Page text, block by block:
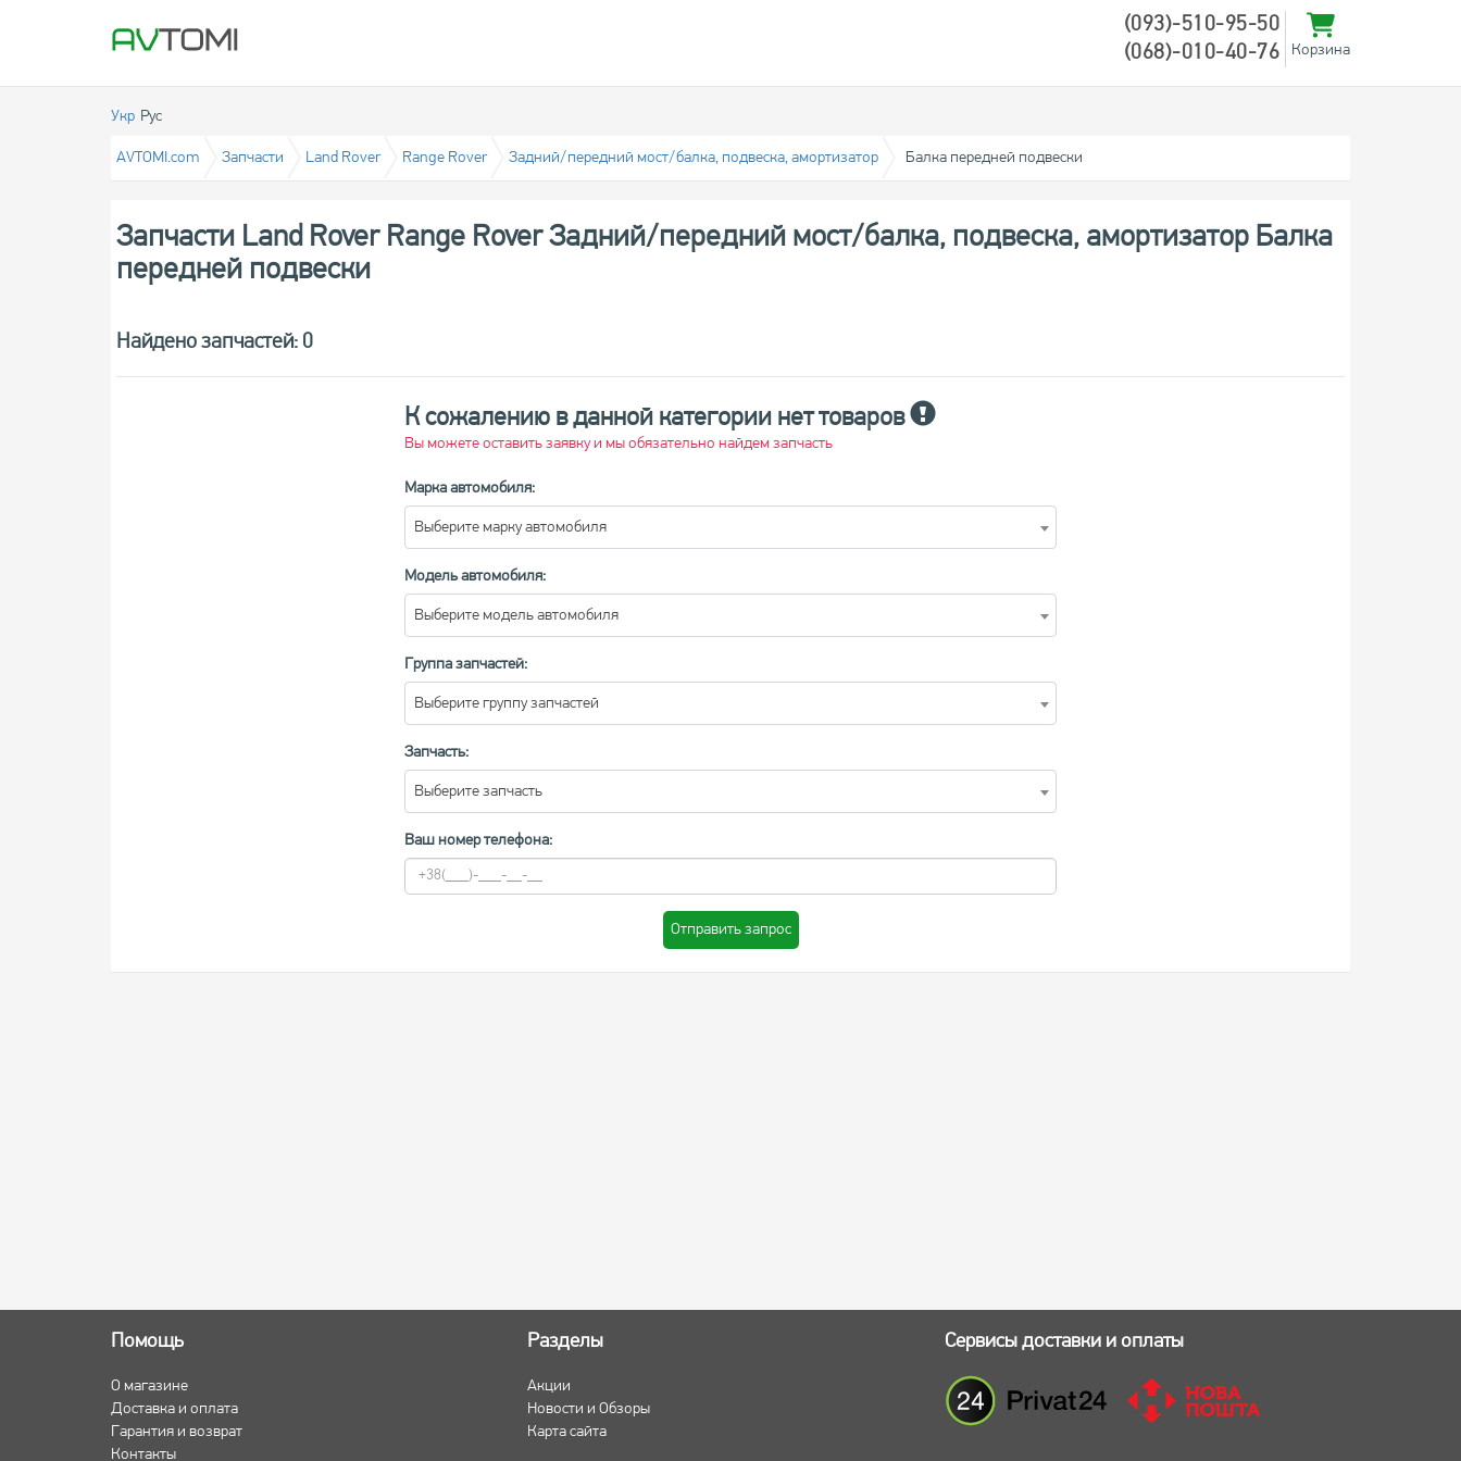
(093)-510-95-50
(068)-010-40-76
Корзина
Укр Рус
AVTOMI.com Запчасти Land Rover Range Rover Задний/передний мост/балка, подвеска, амортизатор Балка передней подвески
Запчасти Land Rover Range Rover Задний/передний мост/балка, подвеска, амортизатор Балка
передней подвески
Найдено запчастей: 0
К сожалению в данной категории нет товаров
Вы можете оставить заявку и мы обязательно найдем запчасть
Марка автомобиля:
Выберите марку автомобиля
Модель автомобиля:
Выберите модель автомобиля
Группа запчастей:
Выберите группу запчастей
Запчасть:
Выберите запчасть
Ваш номер телефона:
Отправить запрос
Помощь
О магазине
Доставка и оплата
Гарантия и возврат
Контакты
Разделы
Акции
Новости и Обзоры
Карта сайта
Сервисы доставки и оплаты